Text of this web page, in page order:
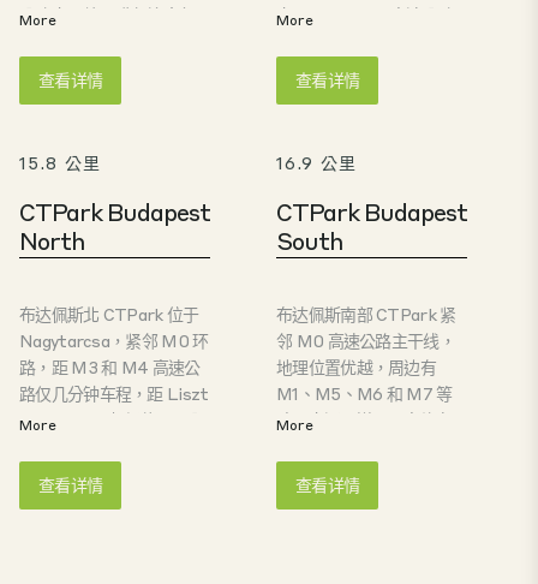
公路交界处，毗邻埃塞尔
置，该地区被认为是一个
重要的国内和国际枢纽。
重要的连接点，使其成为
连接匈牙利与欧洲及全球
经济、社会和流通的独特
纽带。
More
查看详情
交叉口，距 M5 高速公路
路仅 7 公里，距布达佩斯
国际机场仅几分钟车程。
评估体系 "使用中 "类 "杰出
"评级的建筑，以及另外两
座获得 "优秀 "评级的工业
仓库。 布达佩斯 CTPark
忙的交通线路上，建筑面
积超过 80,000 平方米，
是物流和生产企业的理想
选择。
More
查看详情
15.8 公里
CTPark Budapest
North
布达佩斯北 CTPark 位于
Nagytarcsa，紧邻 M0 环
路，距 M3 和 M4 高速公
路仅几分钟车程，距 Liszt
Ferenc 国际机场约 20 公
速连接当地和国际主要交
通路线以及布达佩斯。由
More
查看详情
16.9 公里
CTPark Budapest
South
布达佩斯南部 CTPark 紧
邻 M0 高速公路主干线，
地理位置优越，周边有
M1、M5、M6 和 M7 等
欧洲交通要道，距离均在
斯市中心仅 18 公里。这里
也是物流和生产公司的首
More
查看详情